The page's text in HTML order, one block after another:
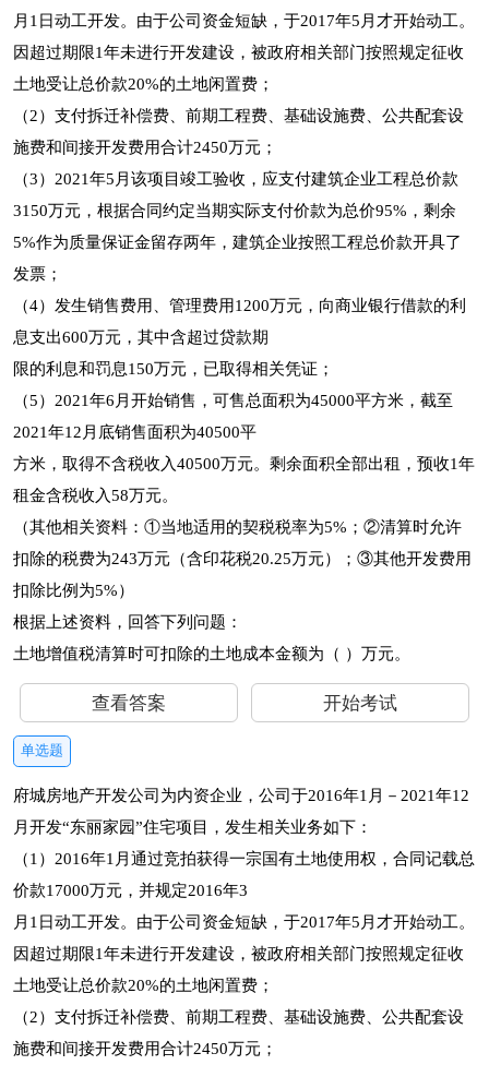
月1日动工开发。由于公司资金短缺，于2017年5月才开始动工。
因超过期限1年未进行开发建设，被政府相关部门按照规定征收
土地受让总价款20%的土地闲置费；
（2）支付拆迁补偿费、前期工程费、基础设施费、公共配套设
施费和间接开发费用合计2450万元；
（3）2021年5月该项目竣工验收，应支付建筑企业工程总价款
3150万元，根据合同约定当期实际支付价款为总价95%，剩余
5%作为质量保证金留存两年，建筑企业按照工程总价款开具了
发票；
（4）发生销售费用、管理费用1200万元，向商业银行借款的利
息支出600万元，其中含超过贷款期
限的利息和罚息150万元，已取得相关凭证；
（5）2021年6月开始销售，可售总面积为45000平方米，截至
2021年12月底销售面积为40500平
方米，取得不含税收入40500万元。剩余面积全部出租，预收1年
租金含税收入58万元。
（其他相关资料：①当地适用的契税税率为5%；②清算时允许
扣除的税费为243万元（含印花税20.25万元）；③其他开发费用
扣除比例为5%）
根据上述资料，回答下列问题：
土地增值税清算时可扣除的土地成本金额为（ ）万元。
查看答案 开始考试
单选题
府城房地产开发公司为内资企业，公司于2016年1月－2021年12
月开发“东丽家园”住宅项目，发生相关业务如下：
（1）2016年1月通过竞拍获得一宗国有土地使用权，合同记载总
价款17000万元，并规定2016年3
月1日动工开发。由于公司资金短缺，于2017年5月才开始动工。
因超过期限1年未进行开发建设，被政府相关部门按照规定征收
土地受让总价款20%的土地闲置费；
（2）支付拆迁补偿费、前期工程费、基础设施费、公共配套设
施费和间接开发费用合计2450万元；